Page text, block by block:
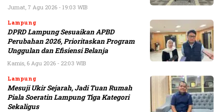
Jumat, 7 Agu 2026 - 19:03 WIB
Lampung
DPRD Lampung Sesuaikan APBD
Perubahan 2026, Prioritaskan Program
Unggulan dan Efisiensi Belanja
Kamis, 6 Agu 2026 - 22:03 WIB
Lampung
Mesuji Ukir Sejarah, Jadi Tuan Rumah
Piala Soeratin Lampung Tiga Kategori
Sekaligus